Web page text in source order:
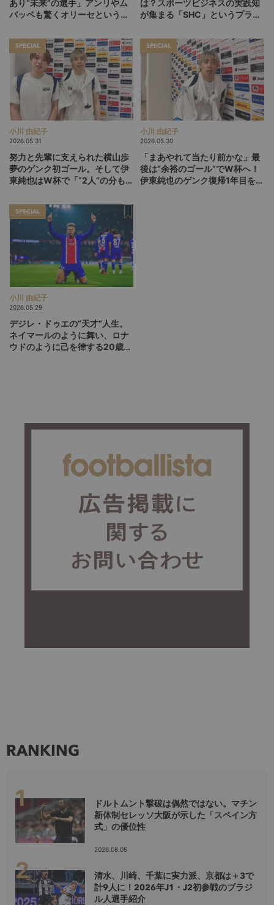
あり“未来”の選手」アンリやム
バッペも驚くオリーセというフ
は？スポーツビジネスの実践知
が集まる「SHC」というプラッ
SPECIAL
小川 由紀子
2026.05.31
努力と先輩に支えられた横山歩
夢のゲンク初ゴール。そして伊
東純也はW杯で「“2人”の分も頑
SPECIAL
小川 由紀子
2026.05.30
「まあやれて当たり前かな」最
後は“余裕のゴール”でW杯へ！
伊東純也のゲンク復帰1年目を総
SPECIAL
小川 由紀子
2026.05.29
デジレ・ドゥエの“天才”人生。
ネイマールのように舞い、ロナ
ウドのように己を律する20歳
RANKING
ドルトムント撃破は偶然ではない。マチン
新体制セレッソ大阪が示した「スペイン方
式」の優位性
2026.08.05
清水、川崎、千葉に実力派、京都は＋3で
計9人に！2026年J1・J2初参戦のブラジ
ル人選手紹介